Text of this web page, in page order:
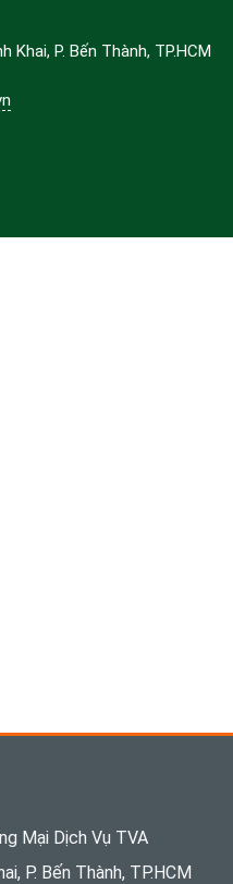
Khai, P. Bến Thành, TP.HCM
Mại Dịch Vụ TVA
P. Bến Thành, TP.HCM